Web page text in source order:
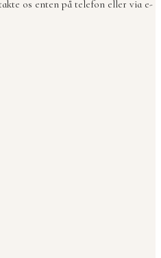
os enten på telefon eller via e-